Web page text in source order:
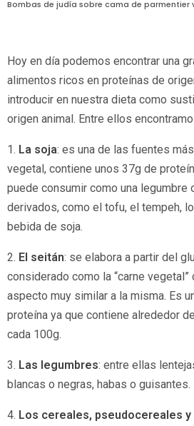
Bombas de judía sobre cama de parmentier
Hoy en día podemos encontrar una
alimentos ricos en proteínas de
introducir en nuestra dieta como
origen animal. Entre ellos
1. La soja: es una de las fuentes
vegetal, contiene unos 37g de
puede consumir como una legumbre
derivados, como el tofu, el tempeh,
bebida de soja.
2. El seitán: se elabora a partir del
considerado como la “carne vegetal”
aspecto muy similar a la misma. Es
proteína ya que contiene alrededor
cada 100g.
3. Las legumbres: entre ellas
blancas o negras, habas o guisantes.
4. Los cereales, pseudocereales